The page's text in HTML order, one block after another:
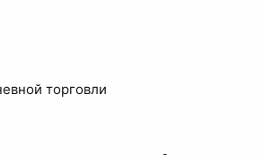
торговли